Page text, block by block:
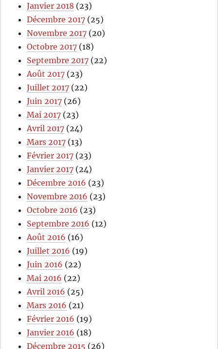
Janvier 2018 (23)
Décembre 2017 (25)
Novembre 2017 (20)
Octobre 2017 (18)
Septembre 2017 (22)
Août 2017 (23)
Juillet 2017 (22)
Juin 2017 (26)
Mai 2017 (23)
Avril 2017 (24)
Mars 2017 (13)
Février 2017 (23)
Janvier 2017 (24)
Décembre 2016 (23)
Novembre 2016 (23)
Octobre 2016 (23)
Septembre 2016 (12)
Août 2016 (16)
Juillet 2016 (19)
Juin 2016 (22)
Mai 2016 (22)
Avril 2016 (25)
Mars 2016 (21)
Février 2016 (19)
Janvier 2016 (18)
Décembre 2015 (26)